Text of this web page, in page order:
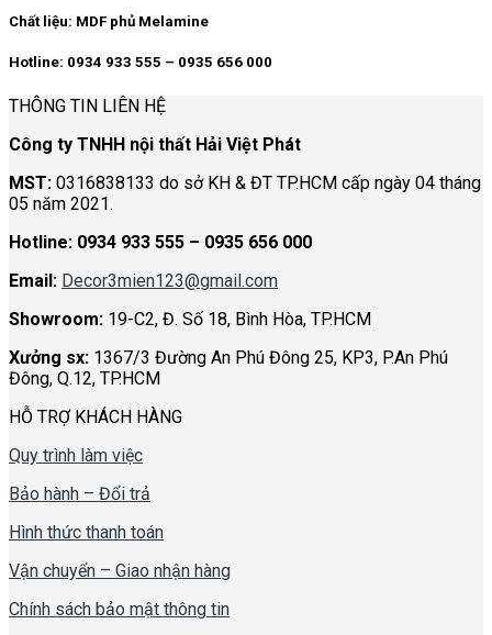
Chất liệu: MDF phủ Melamine
Hotline: 0934 933 555 – 0935 656 000
THÔNG TIN LIÊN HỆ
Công ty TNHH nội thất Hải Việt Phát
MST: 0316838133 do sở KH & ĐT TP.HCM cấp ngày 04 tháng
05 năm 2021.
Hotline: 0934 933 555 – 0935 656 000
Email: Decor3mien123@gmail.com
Showroom: 19-C2, Đ. Số 18, Bình Hòa, TP.HCM
Xưởng sx: 1367/3 Đường An Phú Đông 25, KP3, P.An Phú
Đông, Q.12, TP.HCM
HỖ TRỢ KHÁCH HÀNG
Quy trình làm việc
Bảo hành – Đổi trả
Hình thức thanh toán
Vận chuyển – Giao nhận hàng
Chính sách bảo mật thông tin